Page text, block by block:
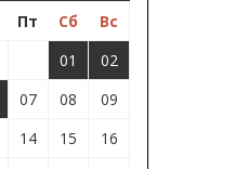
Пт Сб
Вс
01
02
07 08
09
14 15
16